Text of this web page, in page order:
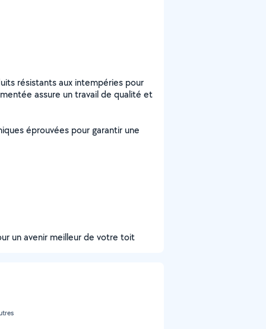
résistants aux intempéries pour
assure un travail de qualité et
éprouvées pour garantir une
un avenir meilleur de votre toit